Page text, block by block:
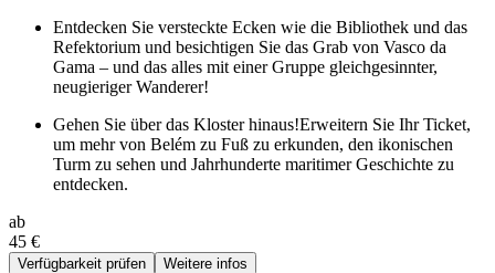
Entdecken Sie versteckte Ecken wie die Bibliothek und das
Refektorium und besichtigen Sie das Grab von Vasco da
Gama – und das alles mit einer Gruppe gleichgesinnter,
neugieriger Wanderer!
Gehen Sie über das Kloster hinaus!Erweitern Sie Ihr Ticket,
um mehr von Belém zu Fuß zu erkunden, den ikonischen
Turm zu sehen und Jahrhunderte maritimer Geschichte zu
entdecken.
ab
45 €
Verfügbarkeit prüfen Weitere infos